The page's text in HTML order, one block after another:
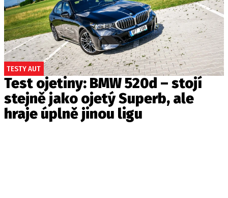
TESTY AUT
Test ojetiny: BMW 520d – stojí
stejně jako ojetý Superb, ale
hraje úplně jinou ligu